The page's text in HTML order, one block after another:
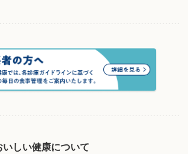
いしい健康について